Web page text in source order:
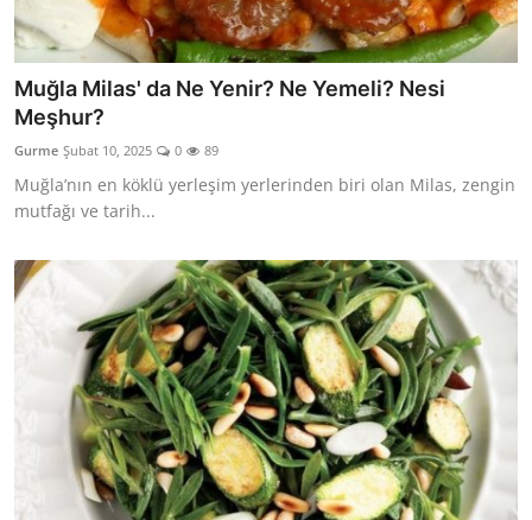
Muğla Milas' da Ne Yenir? Ne Yemeli? Nesi
Meşhur?
Gurme Şubat 10, 2025 0 89
Muğla’nın en köklü yerleşim yerlerinden biri olan Milas, zengin
mutfağı ve tarih...